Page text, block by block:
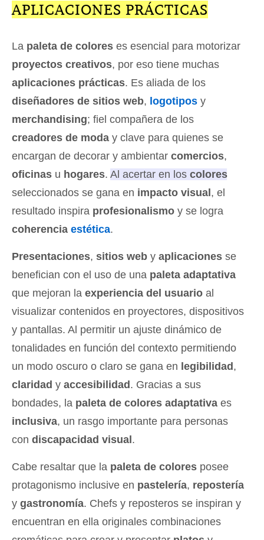
APLICACIONES PRÁCTICAS
La paleta de colores es esencial para motorizar
proyectos creativos, por eso tiene muchas
aplicaciones prácticas. Es aliada de los
diseñadores de sitios web, logotipos y
merchandising; fiel compañera de los
creadores de moda y clave para quienes se
encargan de decorar y ambientar comercios,
oficinas u hogares. Al acertar en los colores
seleccionados se gana en impacto visual , el
resultado inspira profesionalismo y se logra
coherencia estética.
Presentaciones, sitios web y aplicaciones se
benefician con el uso de una paleta adaptativa
que mejoran la experiencia del usuario al
visualizar contenidos en proyectores, dispositivos
y pantallas. Al permitir un ajuste dinámico de
tonalidades en función del contexto permitiendo
un modo oscuro o claro se gana en legibilidad ,
claridad y accesibilidad . Gracias a sus
bondades, la paleta de colores adaptativa es
inclusiva, un rasgo importante para personas
con discapacidad visual .
Cabe resaltar que la paleta de colores posee
protagonismo inclusive en pastelería, repostería
y gastronomía. Chefs y reposteros se inspiran y
encuentran en ella originales combinaciones